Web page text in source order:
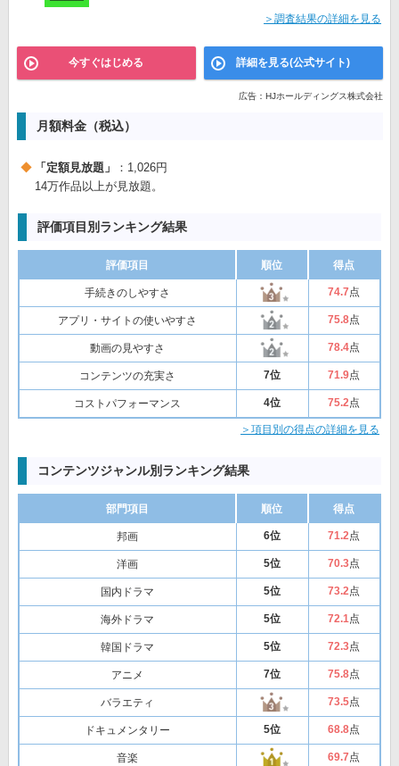
＞調査結果の詳細を見る
今すぐはじめる 詳細を見る(公式サイト)
広告：HJホールディングス株式会社
月額料金（税込）
「定額見放題」
：1,026円
14万作品以上が見放題。
評価項目別ランキング結果
評価項目 順位 得点
手続きのしやすさ 74.7点
アプリ・サイトの使いやすさ 75.8点
動画の見やすさ 78.4点
コンテンツの充実さ 7位 71.9点
コストパフォーマンス 4位 75.2点
＞項目別の得点の詳細を見る
コンテンツジャンル別ランキング結果
部門項目 順位 得点
邦画 6位 71.2点
洋画 5位 70.3点
国内ドラマ 5位 73.2点
海外ドラマ 5位 72.1点
韓国ドラマ 5位 72.3点
アニメ 7位 75.8点
バラエティ 73.5点
ドキュメンタリー 5位 68.8点
音楽 69.7点